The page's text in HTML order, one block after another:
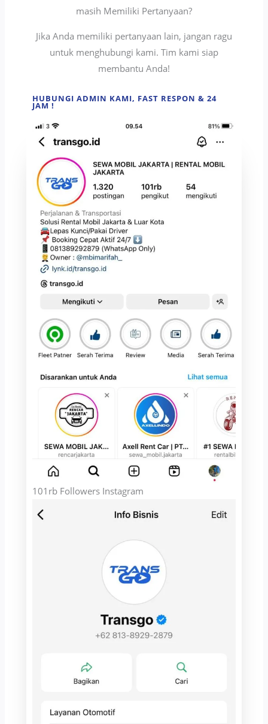
masih Memiliki Pertanyaan?
Jika Anda memiliki pertanyaan lain, jangan ragu
untuk menghubungi kami. Tim kami siap
membantu Anda!
HUBUNGI ADMIN KAMI, FAST RESPON & 24
JAM !
101rb Followers Instagram